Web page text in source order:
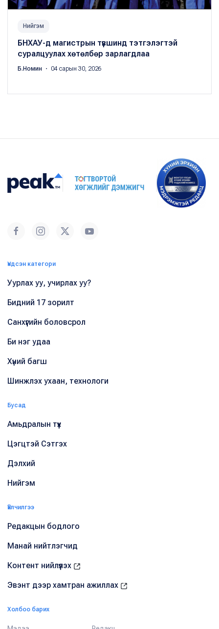
Нийгэм
БНХАУ-д магистрын түвшинд тэтгэлэгтэй
суралцуулах хөтөлбөр зарлагдлаа
Б.Номин ・ 04 сарын 30, 2026
Үндсэн категори
Уурлах уу, учирлах уу?
Бидний 17 зорилт
Санхүүгийн боловсрол
Би нэг удаа
Хүний багш
Шинжлэх ухаан, технологи
Бусад
Амьдралын түүх
Цэгцтэй Сэтгэх
Дэлхий
Нийгэм
Үйлчилгээ
Редакцын бодлого
Манай нийтлэгчид
Контент нийлүүлэх
Эвэнт дээр хамтран ажиллах
Холбоо барих